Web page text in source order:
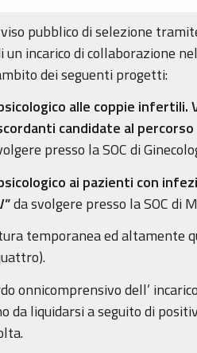
pubblico di selezione
incarico di collaborazione
dei seguenti progetti:
alle coppie infertili.
candidate al
presso la SOC di
ai pazienti con
da svolgere presso la SOC di
temporanea ed altamente
onnicomprensivo dell’
da liquidarsi a seguito di